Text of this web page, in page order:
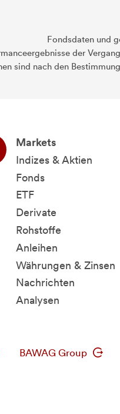
Fondsdaten und
der
sind nach den
Markets
Indizes & Aktien
Fonds
ETF
Derivate
Rohstoffe
Anleihen
Währungen & Zinsen
Nachrichten
Analysen
BAWAG Group